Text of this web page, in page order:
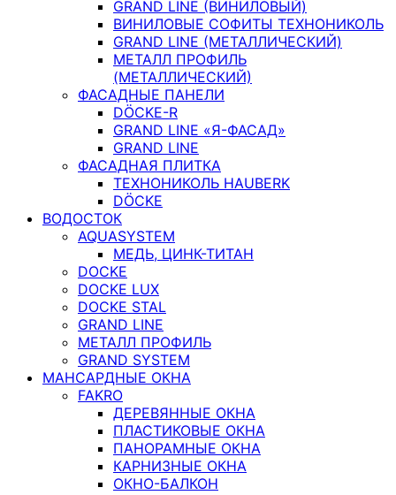
GRAND LINE (ВИНИЛОВЫЙ)
ВИНИЛОВЫЕ СОФИТЫ ТЕХНОНИКОЛЬ
GRAND LINE (МЕТАЛЛИЧЕСКИЙ)
МЕТАЛЛ ПРОФИЛЬ
(МЕТАЛЛИЧЕСКИЙ)
ФАСАДНЫЕ ПАНЕЛИ
DÖCKE-R
GRAND LINE «Я-ФАСАД»
GRAND LINE
ФАСАДНАЯ ПЛИТКА
ТЕХНОНИКОЛЬ HAUBERK
DÖCKE
ВОДОСТОК
AQUASYSTEM
МЕДЬ, ЦИНК-ТИТАН
DOCKE
DOCKE LUX
DOCKE STAL
GRAND LINE
МЕТАЛЛ ПРОФИЛЬ
GRAND SYSTEM
МАНСАРДНЫЕ ОКНА
FAKRO
ДЕРЕВЯННЫЕ ОКНА
ПЛАСТИКОВЫЕ ОКНА
ПАНОРАМНЫЕ ОКНА
КАРНИЗНЫЕ ОКНА
ОКНО-БАЛКОН